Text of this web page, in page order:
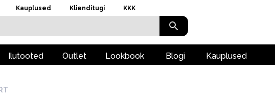
Kauplused Klienditugi KKK
Ilutooted Outlet Lookbook Blogi Kauplused